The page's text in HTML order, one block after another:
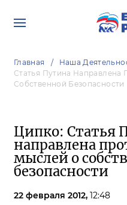
Главная Наша
Статья Путина
Собственной Безопасности
Ципко: Статья
направлена
мыслей о
безопасности
22 февраля 2012, 12:48